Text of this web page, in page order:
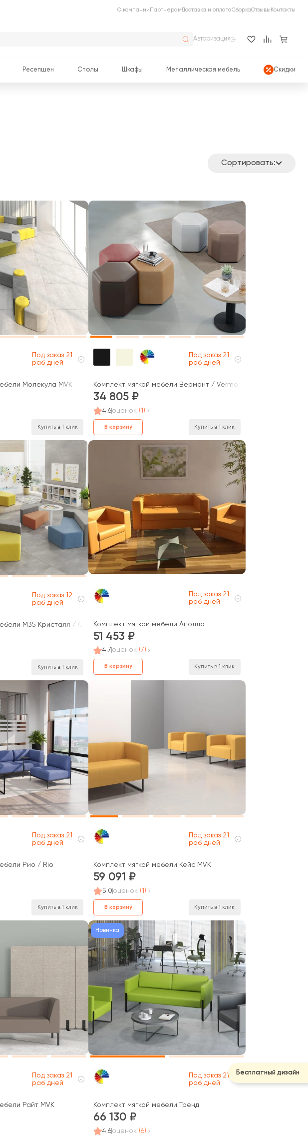
О компании ПартнерамДоставка и оплатаСборкаОтзывы Контакты
Авторизация
Ресепшен Столы Шкафы Металлическая мебель Скидки
Сортировать:
Под заказ 21
раб дней
Молекула MVK
Купить в 1 клик
Под заказ 21
раб дней
Комплект мягкой мебели Вермонт / Vermont
34 805
4.6оценок (1)
В корзину Купить в 1 клик
Под заказ 12
раб дней
М35 Кристалл / Crystal
Купить в 1 клик
Под заказ 21
раб дней
Комплект мягкой мебели Аполло
51 453
4.7 оценок (7)
В корзину Купить в 1 клик
Под заказ 21
раб дней
Рио / Rio
Купить в 1 клик
Под заказ 21
раб дней
Комплект мягкой мебели Кейс MVK
59 091
5.0оценок (1)
В корзину Купить в 1 клик
Под заказ 21
раб дней
Райт MVK
Новинка
Под заказ 21
раб дней
Комплект мягкой мебели Тренд
66 130
4.6оценок (6)
Бесплатный дизайн